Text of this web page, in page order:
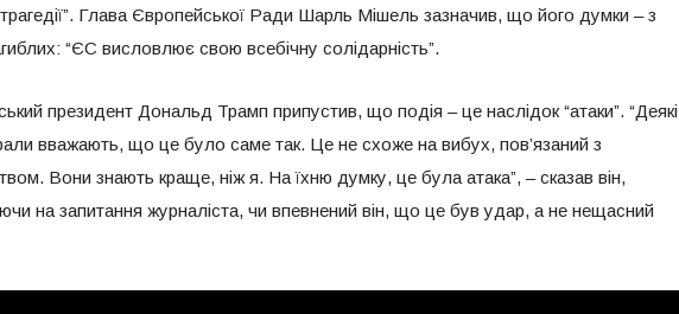
Глава Європейської Ради Шарль Мішель зазначив, що його думки – з
“ЄС висловлює свою всебічну солідарність”.
президент Дональд Трамп припустив, що подія – це наслідок “атаки”. “Деякі
вважають, що це було саме так. Це не схоже на вибух, пов’язаний з
Вони знають краще, ніж я. На їхню думку, це була атака”, – сказав він,
на запитання журналіста, чи впевнений він, що це був удар, а не нещасний